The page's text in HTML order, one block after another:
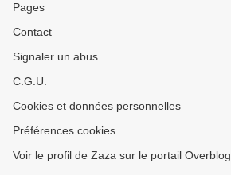
Pages
Contact
Signaler un abus
C.G.U.
Cookies et données personnelles
Préférences cookies
Voir le profil de Zaza sur le portail Overblog